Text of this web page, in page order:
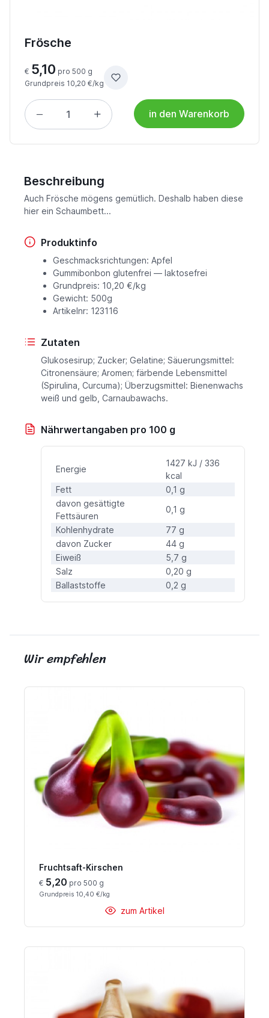
Frösche
€ 5,10 pro 500 g
Grundpreis 10,20 €/kg
in den Warenkorb
Beschreibung
Auch Frösche mögens gemütlich. Deshalb haben diese
hier ein Schaumbett...
Produktinfo
Geschmacksrichtungen: Apfel
Gummibonbon glutenfrei — laktosefrei
Grundpreis: 10,20 €/kg
Gewicht: 500g
Artikelnr: 123116
Zutaten
Glukosesirup; Zucker; Gelatine; Säuerungsmittel:
Citronensäure; Aromen; färbende Lebensmittel
(Spirulina, Curcuma); Überzugsmittel: Bienenwachs
weiß und gelb, Carnaubawachs.
Nährwertangaben pro 100 g
Energie
1427 kJ / 336
kcal
Fett
0,1 g
davon gesättigte
Fettsäuren
0,1 g
Kohlenhydrate
77 g
davon Zucker
44 g
Eiweiß
5,7 g
Salz
0,20 g
Ballaststoffe
0,2 g
Wir empfehlen
Fruchtsaft-Kirschen
€ 5,20 pro 500 g
Grundpreis 10,40 €/kg
zum Artikel